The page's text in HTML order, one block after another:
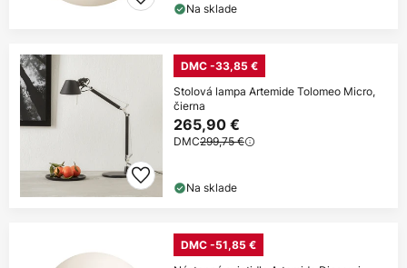
Na sklade
DMC -33,85 €
Stolová lampa Artemide Tolomeo Micro,
čierna
265,90 €
DMC299,75 €
Na sklade
DMC -51,85 €